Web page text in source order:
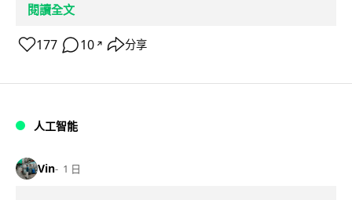
閱讀全文
177 10 ↗ 分享
人工智能
Vin 1 日